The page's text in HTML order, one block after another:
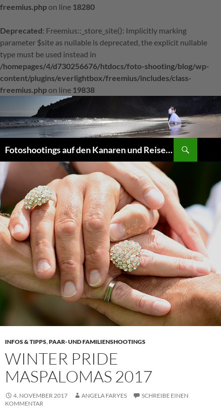
freemius.phpon line 18280
Deprecated: Freemius::_store_site(): Implicitly marking
parameter $site as nullable is deprecated, the explicit nullable
type must be used instead in
/homepages/4/d730256676/htdocs/foto-shooting/blog/wp-
content/plugins/everlightbox/freemius/includes/class-
freemius.phpon line 19838
Fotoshootings auf den Kanaren und Reiseberichte von den Inseln
INHALT
SPRINGEN
INFOS & TIPPS,PAAR- UND FAMILIENSHOOTINGS
WINTER PRIDE
MASPALOMAS 2017
4. NOVEMBER 2017 ANGELA FARYES
SCHREIBE EINEN
KOMMENTAR